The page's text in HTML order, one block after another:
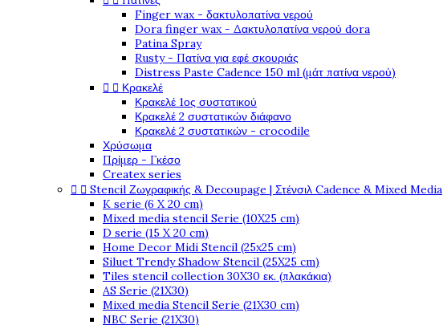
Finger wax - δακτυλοπατίνα νερού
Dora finger wax - Δακτυλοπατίνα νερού dora
Patina Spray
Rusty - Πατίνα για εφέ σκουριάς
Distress Paste Cadence 150 ml (μάτ πατίνα νερού)
  Κρακελέ
Κρακελέ 1ος συστατικού
Κρακελέ 2 συστατικών διάφανο
Κρακελέ 2 συστατικών - crocodile
Χρύσωμα
Πρίμερ - Γκέσο
Createx series
  Stencil Ζωγραφικής & Decoupage | Στένσιλ Cadence & Mixed Media
K serie (6 X 20 cm)
Mixed media stencil Serie (10X25 cm)
D serie (15 X 20 cm)
Home Decor Midi Stencil (25x25 cm)
Siluet Trendy Shadow Stencil (25X25 cm)
Tiles stencil collection 30X30 εκ. (πλακάκια)
AS Serie (21X30)
Mixed media Stencil Serie (21X30 cm)
NBC Serie (21X30)